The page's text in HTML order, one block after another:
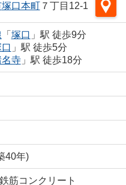
塚口本町７丁目12-1
「 塚口 」駅 徒歩9分
」駅 徒歩5分
名寺」駅 徒歩18分
40年)
筋コンクリート